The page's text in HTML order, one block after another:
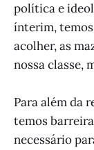
política e
ínterim,
acolher, as
nossa classe,
Para além da
temos
necessário